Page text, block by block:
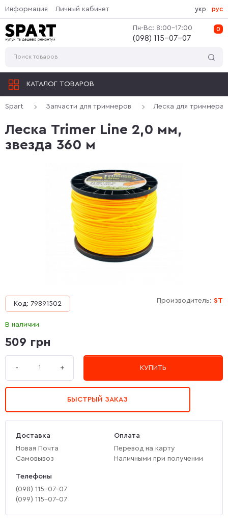
Информация Личный кабинет
0
Пн-Вс: 8:00-17:00
(‎098) 115-07-07
укр рус
КАТАЛОГ ТОВАРОВ
Spart Запчасти для триммеров Леска для триммера
Леска Trimer Line 2,0 мм,
звезда 360 м
Производитель: ST
Код: 79891502
В наличии
509 грн
- + КУПИТЬ
БЫСТРЫЙ ЗАКАЗ
Доставка
Новая Почта
Самовывоз
Оплата
Перевод на карту
Наличными при получении
Телефоны
(‎098) 115-07-07
(‎099) 115-07-07